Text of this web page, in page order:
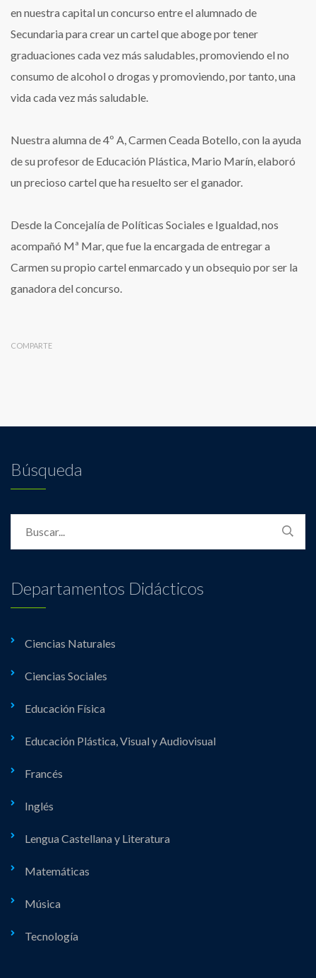
en nuestra capital un concurso entre el alumnado de
Secundaria para crear un cartel que aboge por tener
graduaciones cada vez más saludables, promoviendo el no
consumo de alcohol o drogas y promoviendo, por tanto, una
vida cada vez más saludable.
Nuestra alumna de 4º A, Carmen Ceada Botello, con la ayuda
de su profesor de Educación Plástica, Mario Marín, elaboró
un precioso cartel que ha resuelto ser el ganador.
Desde la Concejalía de Políticas Sociales e Igualdad, nos
acompañó Mª Mar, que fue la encargada de entregar a
Carmen su propio cartel enmarcado y un obsequio por ser la
ganadora del concurso.
COMPARTE
Búsqueda
Departamentos Didácticos
Ciencias Naturales
Ciencias Sociales
Educación Física
Educación Plástica, Visual y Audiovisual
Francés
Inglés
Lengua Castellana y Literatura
Matemáticas
Música
Tecnología